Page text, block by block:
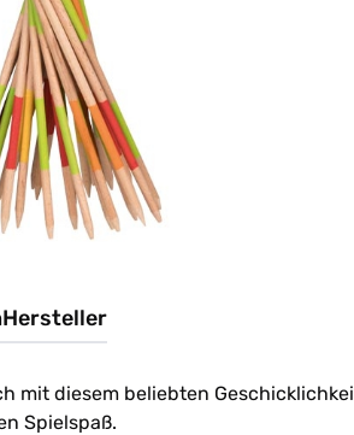
Hersteller
mit diesem beliebten
Spielspaß.